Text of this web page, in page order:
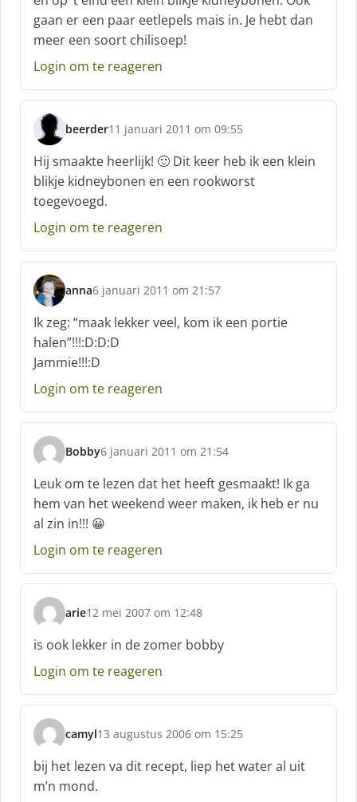
e
f
gaan er een paar eetlepels mais in. Je hebt dan
meer een soort chilisoep!
Login om te reageren
beerder
s
c
h
r
e
e
f
:
11 januari 2011 om 09:55
Hij smaakte heerlijk! 🙂 Dit keer heb ik een klein
blikje kidneybonen en een rookworst
toegevoegd.
Login om te reageren
anna
s
c
h
r
e
e
f
:
6 januari 2011 om 21:57
Ik zeg: “maak lekker veel, kom ik een portie
halen”!!!:D:D:D
Jammie!!!:D
Login om te reageren
Bobby
s
c
h
r
e
e
f
:
6 januari 2011 om 21:54
Leuk om te lezen dat het heeft gesmaakt! Ik ga
hem van het weekend weer maken, ik heb er nu
al zin in!!! 😀
Login om te reageren
arie
s
c
h
r
e
f
:
12 mei 2007 om 12:48
is ook lekker in de zomer bobby
Login om te reageren
camyl
s
c
h
r
13 augustus 2006 om 15:25
bij het lezen va dit recept, liep het water al uit
m’n mond.